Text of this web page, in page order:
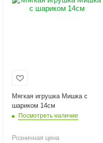
Мягкая игрушка Мишка с
шариком 14см
Посмотреть наличие
Розничная цена